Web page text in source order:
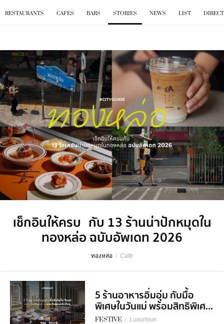
BKK .EAT
RESTAURANTS CAFES BARS STORIES NEWS LIST
เช็กอินให้ครบ กับ 13 ร้านน่าปักหมุดใน
ทองหล่อ ฉบับอัพเดท 2026
ทองหล่อ / Cafe
5 ร้านอาหารอิ่มอุ่ม กับมื้อ
พิเศษในวันแม่ พร้อมสิทธิพิเศ...
FESTIVE / Luxurious